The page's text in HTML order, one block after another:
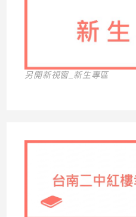
另開新視窗_新生專區